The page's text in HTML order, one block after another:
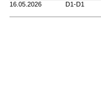
16.05.2026
D1-D1